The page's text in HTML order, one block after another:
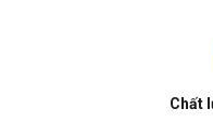
Chất